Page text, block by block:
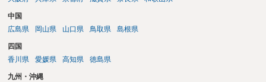
中国
広島県
岡山県 山口県 鳥取県 島根県
四国
香川県
愛媛県 高知県 徳島県
九州・沖縄